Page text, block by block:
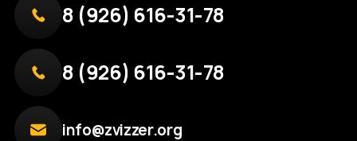
8 (926) 616-31-78
8 (926) 616-31-78
info@zvizzer.org